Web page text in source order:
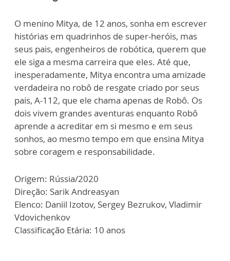
O menino Mitya, de 12 anos, sonha em escrever
histórias em quadrinhos de super-heróis, mas
seus pais, engenheiros de robótica, querem que
ele siga a mesma carreira que eles. Até que,
inesperadamente, Mitya encontra uma amizade
verdadeira no robô de resgate criado por seus
pais, A-112, que ele chama apenas de Robô. Os
dois vivem grandes aventuras enquanto Robô
aprende a acreditar em si mesmo e em seus
sonhos, ao mesmo tempo em que ensina Mitya
sobre coragem e responsabilidade.
Origem: Rússia/2020
Direção: Sarik Andreasyan
Elenco: Daniil Izotov, Sergey Bezrukov, Vladimir
Vdovichenkov
Classificação Etária: 10 anos